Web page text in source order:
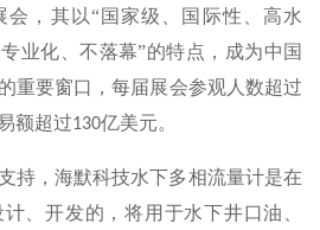
会，其以“国家级、国际性、高水
业化、不落幕”的特点，成为中国
重要窗口，每届展会参观人数超过
额超过130亿美元。
持，海默科技水下多相流量计是在
、开发的，将用于水下井口油、